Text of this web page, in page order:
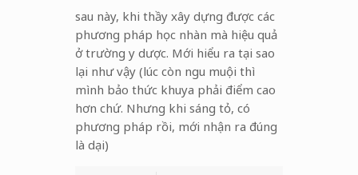
sau này, khi thầy xây dựng được các
phương pháp học nhàn mà hiệu quả
ở trường y dược. Mới hiểu ra tại sao
lại như vậy (lúc còn ngu muội thì
mình bảo thức khuya phải điểm cao
hơn chứ. Nhưng khi sáng tỏ, có
phương pháp rồi, mới nhận ra đúng
là dại)